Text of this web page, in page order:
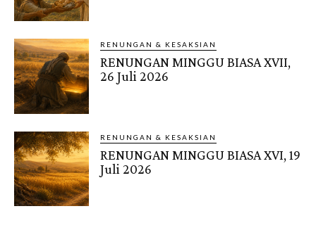
RENUNGAN & KESAKSIAN
RENUNGAN MINGGU BIASA XVII,
26 Juli 2026
RENUNGAN & KESAKSIAN
RENUNGAN MINGGU BIASA XVI, 19
Juli 2026